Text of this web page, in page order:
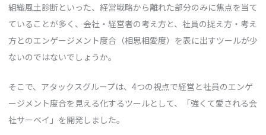
組織風土診断といった、経営戦略から離れた部分のみに焦点を当て
ていることが多く、会社・経営者の考え方と、社員の捉え方・考え
方とのエンゲージメント度合（相思相愛度）を表に出すツールが少
ないのではないでしょうか。
そこで、アタックスグループは、4つの視点で経営と社員のエンゲ
ージメント度合を見える化するツールとして、「強くて愛される会
社サーベイ」を開発しました。